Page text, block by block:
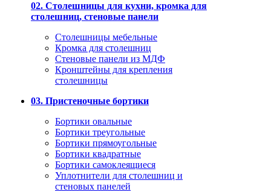
02. Столешницы для кухни, кромка для
столешниц, стеновые панели
Столешницы мебельные
Кромка для столешниц
Стеновые панели из МДФ
Кронштейны для крепления
столешницы
03. Пристеночные бортики
Бортики овальные
Бортики треугольные
Бортики прямоугольные
Бортики квадратные
Бортики самоклеящиеся
Уплотнители для столешниц и
стеновых панелей